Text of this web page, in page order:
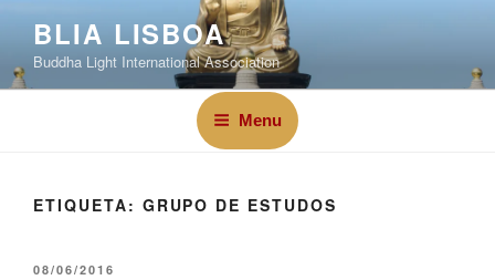
BLIA LISBOA
Buddha Light International Association
Menu
ETIQUETA: GRUPO DE ESTUDOS
08/06/2016